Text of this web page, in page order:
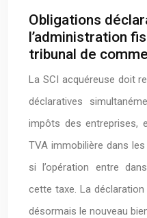
Obligations
l’administration
tribunal de
La SCI acquéreuse doit
déclaratives
impôts des entreprises,
TVA immobilière dans
si l’opération entre
cette taxe. La
désormais le nouveau